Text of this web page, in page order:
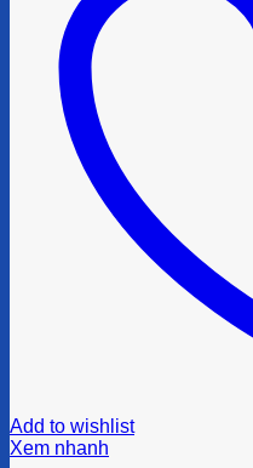
Add to wishlist
Xem nhanh